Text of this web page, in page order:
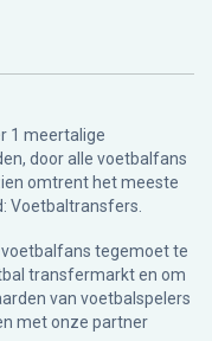
1 meertalige
door alle voetbalfans
omtrent het meeste
Voetbaltransfers.
tegemoet te
transfermarkt en om
van voetbalspelers
met onze partner